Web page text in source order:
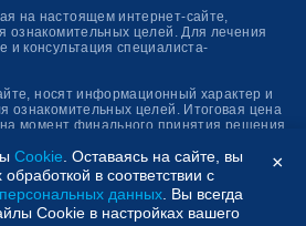
на настоящем интернет-сайте,
ознакомитель­ных целей. Для лечения
и консультация специалиста-
носят информационный характер и
ознакомительных целей. Итоговая цена
на момент финального принятия решения
Cookie . Оставаясь на сайте, вы
в соответствии с
данных . Вы всегда
Cookie в настройках вашего
×